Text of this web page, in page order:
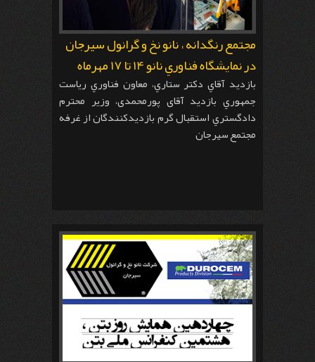
مجتمع رنگدانه ، نانو نخ و گرانول سيرجان
در نمايشگاه فناوري نانو 14 تا 17 مهرماه
بازديد آقاي دكتر ستاري، معاون فناوري رياست
جمهوري بازديد آقای پورمحمدی، وزير محترم
دادگستري استقبال گرم بازديدكنندگان از غرفه
مجتمع سیرجان